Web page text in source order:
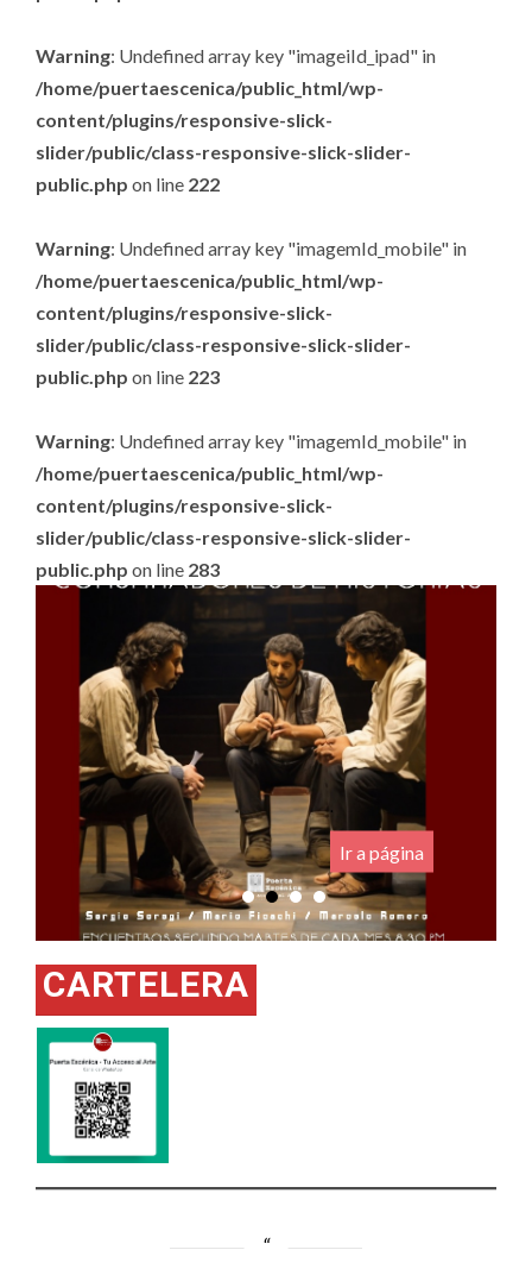
Warning: Undefined array key "imageiId_ipad" in
/home/puertaescenica/public_html/wp-
content/plugins/responsive-slick-
slider/public/class-responsive-slick-slider-
public.php on line 222
Warning: Undefined array key "imagemId_mobile" in
/home/puertaescenica/public_html/wp-
content/plugins/responsive-slick-
slider/public/class-responsive-slick-slider-
public.php on line 223
Warning: Undefined array key "imagemId_mobile" in
/home/puertaescenica/public_html/wp-
content/plugins/responsive-slick-
slider/public/class-responsive-slick-slider-
public.php on line 283
Ir a página
CARTELERA